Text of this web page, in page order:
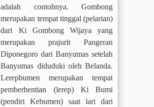
adalah contohnya. Gombong
merupakan tempat tinggal (pelarian)
dari Ki Gombong Wijaya yang
merupakan prajurit Pangeran
Diponegoro dari Banyumas setelah
Banyumas diduduki oleh Belanda.
Lerepbumen merupakan tempat
pemberhentian (lerep) Ki Bumi
(pendiri Kebumen) saat lari dari